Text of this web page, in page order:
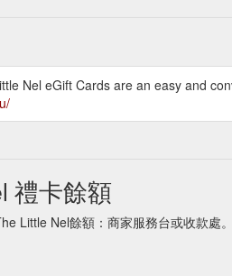
Nel eGift Cards are an easy and
禮卡餘額
Little Nel餘額：商家服務台或收款處。